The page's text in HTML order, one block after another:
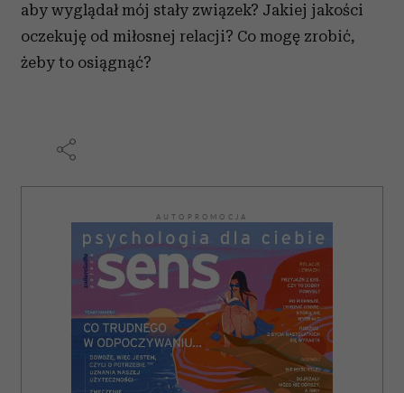
aby wyglądał mój stały związek? Jakiej jakości
oczekuję od miłosnej relacji? Co mogę zrobić,
żeby to osiągnąć?
AUTOPROMOCJA